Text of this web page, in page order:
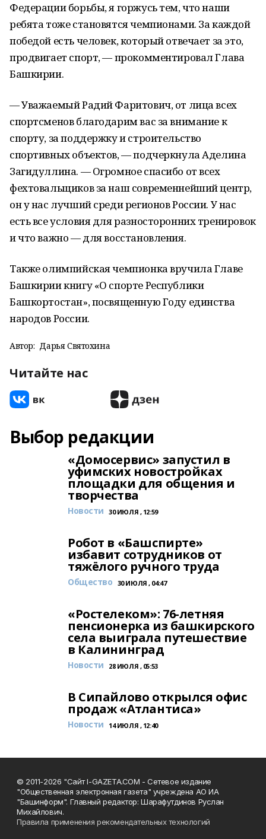
Федерации борьбы, я горжусь тем, что наши
ребята тоже становятся чемпионами. За каждой
победой есть человек, который отвечает за это,
продвигает спорт, — прокомментировал Глава
Башкирии.
— Уважаемый Радий Фаритович, от лица всех
спортсменов благодарим вас за внимание к
спорту, за поддержку и строительство
спортивных объектов, — подчеркнула Аделина
Загидуллина. — Огромное спасибо от всех
фехтовальщиков за наш современнейший центр,
он у нас лучший среди регионов России. У нас
есть все условия для разносторонних тренировок
и что важно — для восстановления.
Также олимпийская чемпионка вручила Главе
Башкирии книгу «О спорте Республики
Башкортостан», посвященную Году единства
народов России.
Автор: Дарья Святохина
Читайте нас
Выбор редакции
«Домосервис» запустил в
уфимских новостройках
площадки для общения и
творчества
Новости 30 ИЮЛЯ , 12:59
Робот в «Башспирте»
избавит сотрудников от
тяжёлого ручного труда
Общество 30 ИЮЛЯ , 04:47
«Ростелеком»: 76-летняя
пенсионерка из башкирского
села выиграла путешествие
в Калининград
Новости 28 ИЮЛЯ , 05:53
В Сипайлово открылся офис
продаж «Атлантиса»
Новости 14 ИЮЛЯ , 12:40
© 2011-2026 "Сайт I-GAZETA.COM - Сетевое издание
"Общественная электронная газета" учреждена АО ИА
"Башинформ". Главный редактор: Шарафутдинов Руслан
Михайлович.
Правила применения рекомендательных технологий